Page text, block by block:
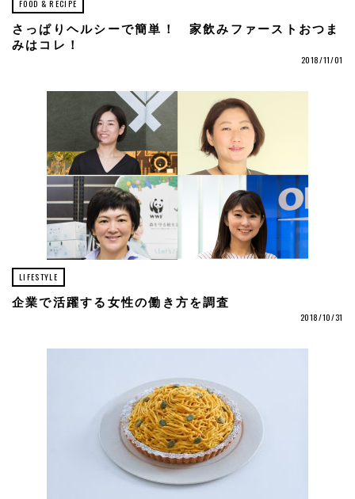
FOOD & RECIPE
さっぱりヘルシーで簡単！ 家飲みファーストおつま
みはコレ！
2018/11/01
LIFESTYLE
企業で活躍する女性の働き方を調査
2018/10/31